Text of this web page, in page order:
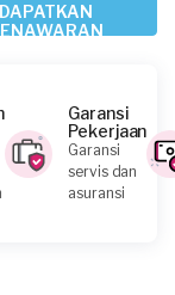
DAPATKAN
Garansi
Pekerjaan
Garansi
servis dan
asuransi